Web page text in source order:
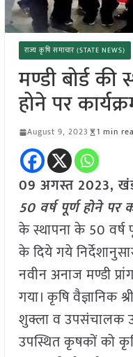
राज्य कृषि समाचार (STATE NEWS)
मण्डी बोर्ड की
होने पर
August 9, 2023 1 min
09 अगस्त 2023,
50 वर्ष पूर्ण होने पर
के स्थापना के 50 वर्ष
के दिये गये
नवीन अनाज मण्डी
गया। कृषि वैज्ञानिक
शुक्ला व उपसंचालक
उपस्थित कृषकों को